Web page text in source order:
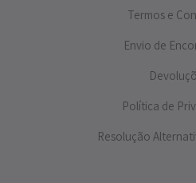
Termos e
Envio de
Política de
Resolução